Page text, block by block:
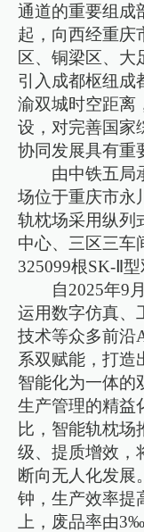
通道的重要组成
起，向西经重庆
区、铜梁区、大
引入成都枢纽成
渝双城时空距离
设，对完善国家
协同发展具有重
由中铁五局
场位于重庆市永
轨枕场采用纵列
中心、三区三车
325099根SK-Ⅱ
自2025年9
运用数字仿真、
技术等众多前沿
系双赋能，打造
智能化为一体的
生产管理的精益
比，智能轨枕场
级、提质增效，
断向无人化发展
钟，生产效率提
上，废品率由